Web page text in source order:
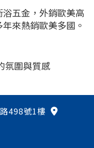
五金，外銷歐美高
來熱銷歐美多國。
氛圍與質感
498號1樓